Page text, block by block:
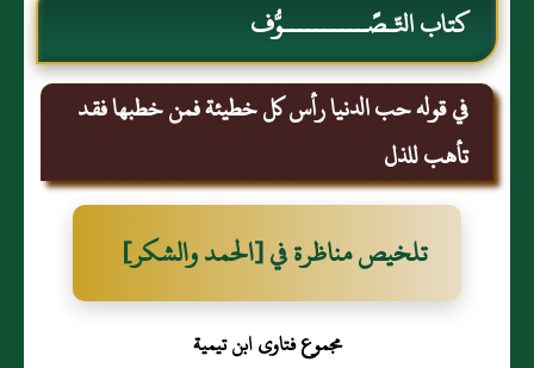
كتاب التّـصًــــــــــوُّف
في قوله حب الدنيا رأس كل خطيئة فمن خطبها فقد
تأهب للذل‏
تلخيص مناظرة في ‏[‏الحمد والشكر‏]‏
مجموع فتاوى ابن تيمية